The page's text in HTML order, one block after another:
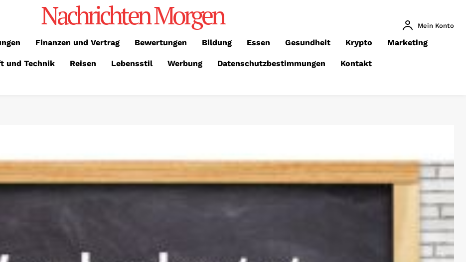
Nachrichten Morgen Mein Konto
Finanzen und Vertrag Bewertungen Bildung Essen Gesundheit Krypto Marketing
und Technik Reisen Lebensstil Werbung Datenschutzbestimmungen Kontakt